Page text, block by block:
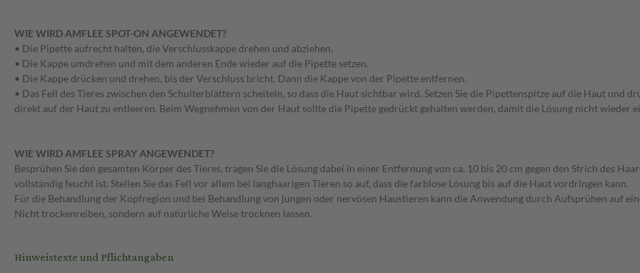
WIE WIRD AMFLEE SPOT-ON ANGEWENDET?
• Die Pipette aufrecht halten, die Verschlusskappe drehen und abziehen.
• Die Kappe umdrehen und mit dem anderen Ende wieder auf die Pipette setzen.
• Die Kappe drücken und drehen, bis der Verschluss bricht. Dann die Kappe von der Pipette entfernen.
• Das Fell des Tieres zwischen den Schulterblättern scheiteln, so dass die Haut sichtbar wird. Setzen Sie die Pipettenspitze auf die Haut und
direkt auf der Haut zu entleeren. Beim Wegnehmen von der Haut sollte die Pipette gedrückt gehalten werden, damit die Lösung nicht wieder
WIE WIRD AMFLEE SPRAY ANGEWENDET?
Besprühen Sie den gesamten Körper des Tieres, tragen Sie die Lösung dabei in einer Entfernung von ca. 10 bis 20 cm gegen den Strich des
vollständig feucht ist. Stellen Sie das Fell vor allem bei langhaarigen Tieren so auf, dass die farblose Lösung bis auf die Haut vordringen kann.
Für die Behandlung der Kopfregion und bei Behandlung von jungen oder nervösen Haustieren kann die Anwendung durch Aufsprühen auf
Nicht trockenreiben, sondern auf natürliche Weise trocknen lassen.
Hinweistexte und Pflichtangaben